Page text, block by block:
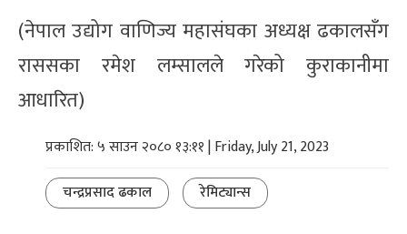
(नेपाल उद्योग वाणिज्य महासंघका अध्यक्ष ढकालसँग
राससका रमेश लम्सालले गरेको कुराकानीमा
आधारित)
प्रकाशित: ५ साउन २०८० १३:११ | Friday, July 21, 2023
चन्द्रप्रसाद ढकाल
रेमिट्यान्स